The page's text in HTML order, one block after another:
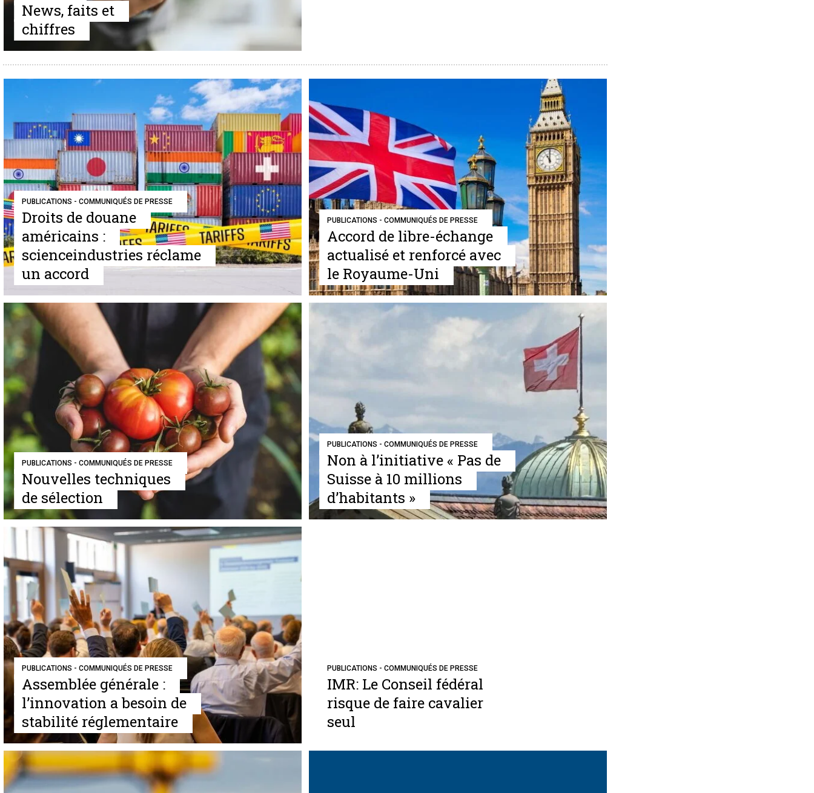
News, faits et
chiffres
PUBLICATIONS - COMMUNIQUÉS DE PRESSE
Droits de douane
américains :
scienceindustries réclame
un accord
PUBLICATIONS - COMMUNIQUÉS DE PRESSE
Accord de libre-échange
actualisé et renforcé avec
le Royaume-Uni
PUBLICATIONS - COMMUNIQUÉS DE PRESSE
Nouvelles techniques
de sélection
PUBLICATIONS - COMMUNIQUÉS DE PRESSE
Non à l’initiative « Pas de
Suisse à 10 millions
d’habitants »
PUBLICATIONS - COMMUNIQUÉS DE PRESSE
Assemblée générale :
l’innovation a besoin de
stabilité réglementaire
PUBLICATIONS - COMMUNIQUÉS DE PRESSE
IMR: Le Conseil fédéral
risque de faire cavalier
seul